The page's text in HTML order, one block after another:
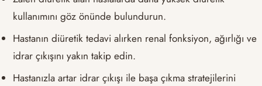
kullanımını göz önünde bulundurun.
Hastanın diüretik tedavi alırken renal fonksiyon, ağırlığı ve
idrar çıkışını yakın takip edin.
Hastanızla artar idrar çıkışı ile başa çıkma stratejilerini